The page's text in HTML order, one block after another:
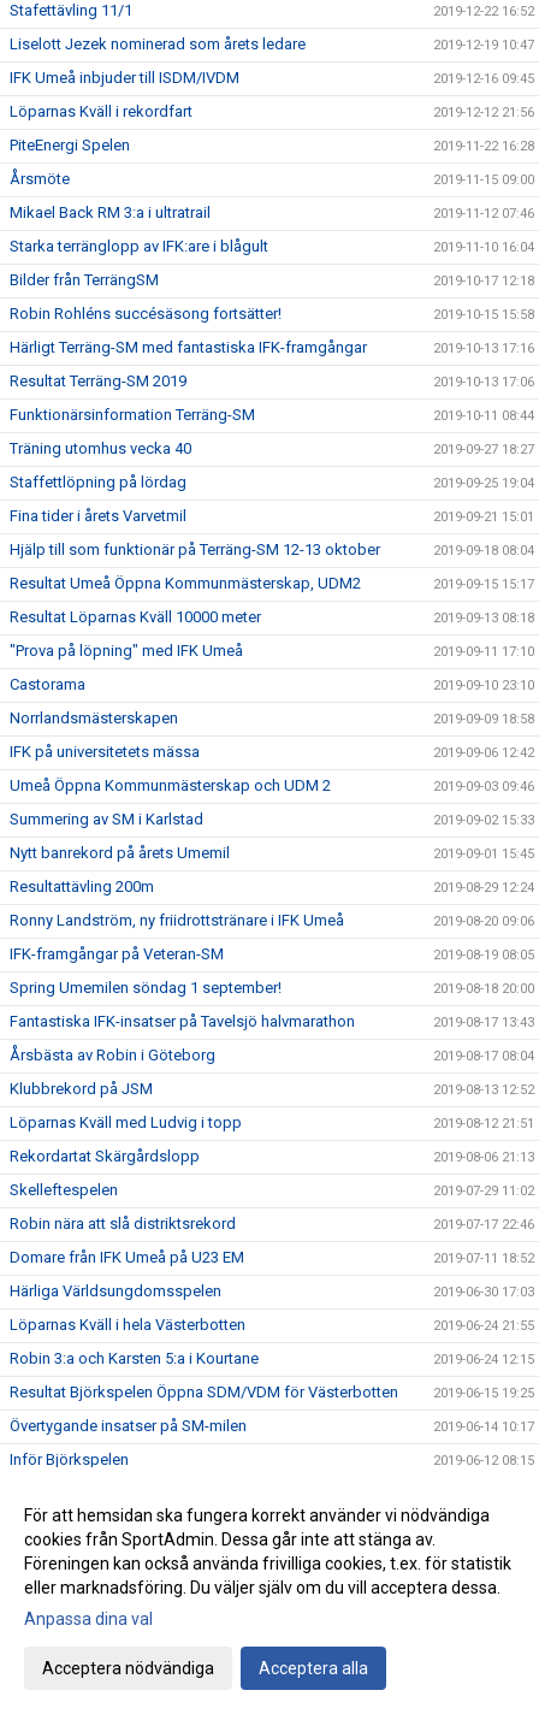
Stafettävling 11/1 2019-12-22 16:52
Liselott Jezek nominerad som årets ledare 2019-12-19 10:47
IFK Umeå inbjuder till ISDM/IVDM 2019-12-16 09:45
Löparnas Kväll i rekordfart 2019-12-12 21:56
PiteEnergi Spelen 2019-11-22 16:28
Årsmöte 2019-11-15 09:00
Mikael Back RM 3:a i ultratrail 2019-11-12 07:46
Starka terränglopp av IFK:are i blågult 2019-11-10 16:04
Bilder från TerrängSM 2019-10-17 12:18
Robin Rohléns succésäsong fortsätter! 2019-10-15 15:58
Härligt Terräng-SM med fantastiska IFK-framgångar 2019-10-13 17:16
Resultat Terräng-SM 2019 2019-10-13 17:06
Funktionärsinformation Terräng-SM 2019-10-11 08:44
Träning utomhus vecka 40 2019-09-27 18:27
Staffettlöpning på lördag 2019-09-25 19:04
Fina tider i årets Varvetmil 2019-09-21 15:01
Hjälp till som funktionär på Terräng-SM 12-13 oktober 2019-09-18 08:04
Resultat Umeå Öppna Kommunmästerskap, UDM2 2019-09-15 15:17
Resultat Löparnas Kväll 10000 meter 2019-09-13 08:18
"Prova på löpning" med IFK Umeå 2019-09-11 17:10
Castorama 2019-09-10 23:10
Norrlandsmästerskapen 2019-09-09 18:58
IFK på universitetets mässa 2019-09-06 12:42
Umeå Öppna Kommunmästerskap och UDM 2 2019-09-03 09:46
Summering av SM i Karlstad 2019-09-02 15:33
Nytt banrekord på årets Umemil 2019-09-01 15:45
Resultattävling 200m 2019-08-29 12:24
Ronny Landström, ny friidrottstränare i IFK Umeå 2019-08-20 09:06
IFK-framgångar på Veteran-SM 2019-08-19 08:05
Spring Umemilen söndag 1 september! 2019-08-18 20:00
Fantastiska IFK-insatser på Tavelsjö halvmarathon 2019-08-17 13:43
Årsbästa av Robin i Göteborg 2019-08-17 08:04
Klubbrekord på JSM 2019-08-13 12:52
Löparnas Kväll med Ludvig i topp 2019-08-12 21:51
Rekordartat Skärgårdslopp 2019-08-06 21:13
Skelleftespelen 2019-07-29 11:02
Robin nära att slå distriktsrekord 2019-07-17 22:46
Domare från IFK Umeå på U23 EM 2019-07-11 18:52
Härliga Världsungdomsspelen 2019-06-30 17:03
Löparnas Kväll i hela Västerbotten 2019-06-24 21:55
Robin 3:a och Karsten 5:a i Kourtane 2019-06-24 12:15
Resultat Björkspelen Öppna SDM/VDM för Västerbotten 2019-06-15 19:25
Övertygande insatser på SM-milen 2019-06-14 10:17
Inför Björkspelen 2019-06-12 08:15
Lag-SM kval 2019-06-03 16:47
IFK fyra på Stafett-SM 2019-05-28 21:54
Resultat från förra veckans tävlingar 2019-05-28 21:43
IFK i Blodomloppet
IFK ungdomar till finalen
För att hemsidan ska fungera korrekt använder vi nödvändiga
cookies från SportAdmin. Dessa går inte att stänga av.
Föreningen kan också använda frivilliga cookies, t.ex. för statistik
eller marknadsföring. Du väljer själv om du vill acceptera dessa.
Anpassa dina val
Acceptera nödvändiga Acceptera alla